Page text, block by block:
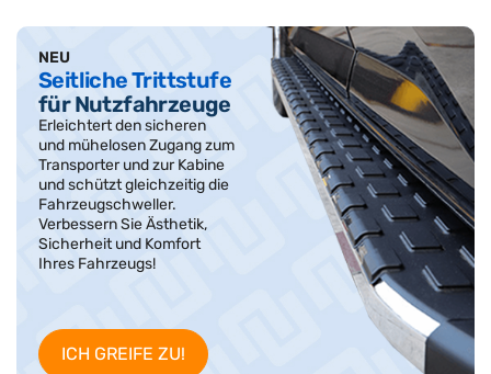
NEU
Seitliche Trittstufe
für Nutzfahrzeuge
Erleichtert den sicheren
und mühelosen Zugang zum
Transporter und zur Kabine
und schützt gleichzeitig die
Fahrzeugschweller.
Verbessern Sie Ästhetik,
Sicherheit und Komfort
Ihres Fahrzeugs!
ICH GREIFE ZU!